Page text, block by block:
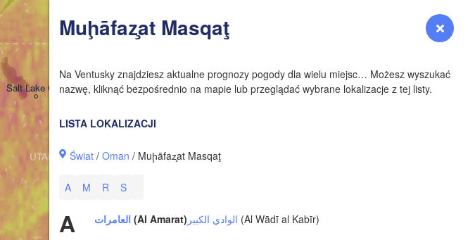
Zaloguj się Prognoza
Muḩāfaz̧at Masqaţ
Na Ventusky znajdziesz aktualne prognozy pogody dla wielu miejsc… Możesz wyszukać
nazwę, kliknąć bezpośrednio na mapie lub przeglądać wybrane lokalizacje z tej listy.
LISTA LOKALIZACJI
Świat /Oman / Muḩāfaz̧at Masqaţ
A M R S
A العامرات (Al Amarat) الوادي الكبير (Al Wādī al Kabīr)
Salt Lake City
UTAH